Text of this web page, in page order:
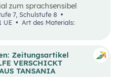
zum sprachsensibel
“Wieso wird alles
Schulstufe 6, Schulstufe 7, Schulstufe 8
UE
Zeitungsartikel
VERSCHICKT
TANSANIA